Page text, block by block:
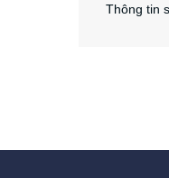
Thông tin